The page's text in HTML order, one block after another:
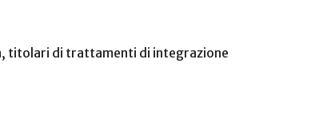
titolari di trattamenti di integrazione